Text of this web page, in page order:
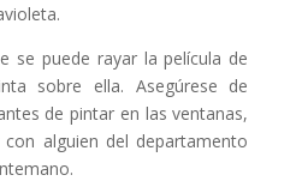
se puede rayar la película de
sobre ella. Asegúrese de
de pintar en las ventanas,
alguien del departamento